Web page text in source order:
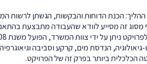
הכנת הדוחות והבקשות, הגשתן לרשות
מסוג זה מסייע לוודא שהעבודה מתבצעת
הנדסת מים, קרקע וסביבה
הכלכלית ביותר בפרק זה של הפרויקט.